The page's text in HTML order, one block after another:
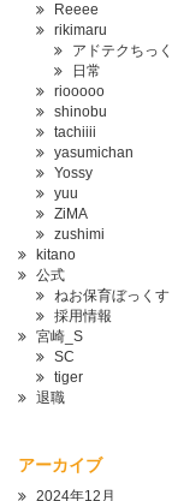
Reeee
rikimaru
アドテクちっく
日常
riooooo
shinobu
tachiiii
yasumichan
Yossy
yuu
ZiMA
zushimi
kitano
公式
ねお保育ぼっくす
採用情報
宮崎_S
SC
tiger
退職
アーカイブ
2024年12月